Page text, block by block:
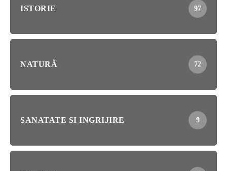
ISTORIE 97
NATURĂ 72
SANATATE SI INGRIJIRE 9